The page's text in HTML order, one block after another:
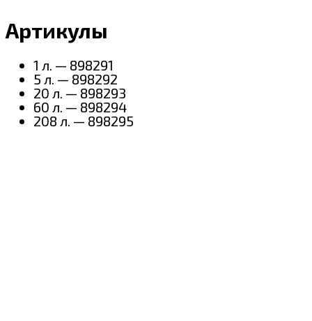
Артикулы
1 л. — 898291
5 л. — 898292
20 л. — 898293
60 л. — 898294
208 л. — 898295